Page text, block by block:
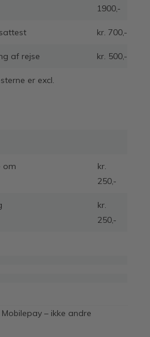
1900,-
kr. 700,-
af rejse kr. 500,-
er excl.
om
kr.
250,-
kr.
250,-
– ikke andre